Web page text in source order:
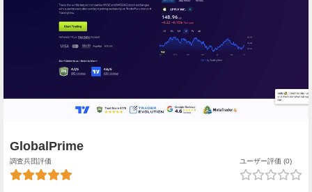
GlobalPrime
調査兵団評価 ユーザー評価 (0)